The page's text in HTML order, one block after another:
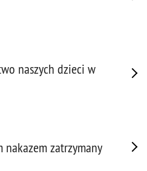
naszych dzieci w
nakazem zatrzymany